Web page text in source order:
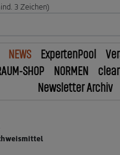
3 Zeichen)
NEWS ExpertenPool
SHOP
NORMEN
Newsletter Archiv